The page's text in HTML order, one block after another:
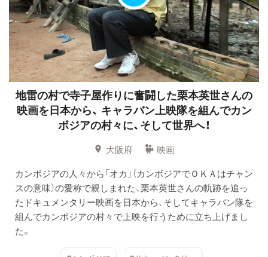
地雷の村で寺子屋作りに奮闘した栗本英世さんの
映画を日本から、 キャラバン上映隊を組んでカン
ボジアの村々に、そして世界へ！
大阪府
映画
カンボジアの人々から「オカ」（カンボジアでＯＫＡはチャン
スの意味）の愛称で親しまれた、栗本英世さんの軌跡を追っ
たドキュメンタリー映画を日本から、そしてキャラバン隊を
組んでカンボジアの村々で上映を行うために立ち上げまし
た。